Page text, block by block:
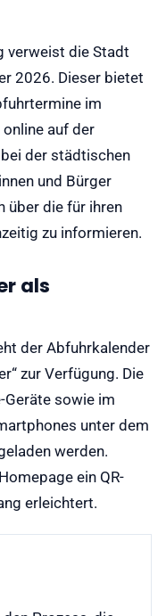
verweist die Stadt
2026. Dieser bietet
im
auf der
der städtischen
und Bürger
über die für ihren
zu informieren.
als
der Abfuhrkalender
zur Verfügung. Die
sowie im
unter dem
werden.
ein QR-
erleichtert.